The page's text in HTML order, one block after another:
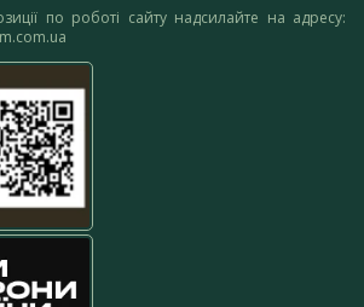
по роботі сайту надсилайте на адресу: